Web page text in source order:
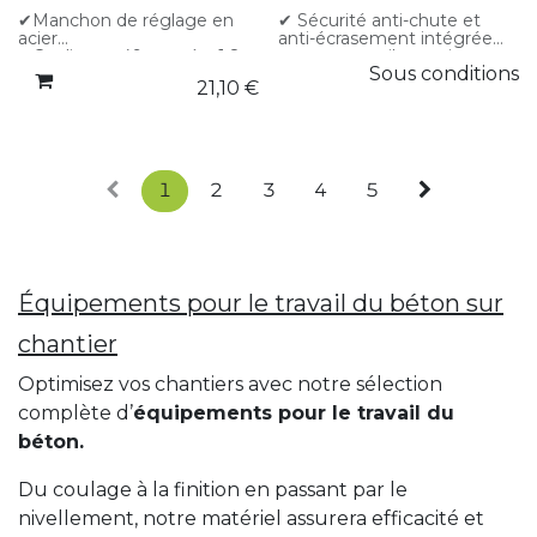
plusieurs parties (réparation
facile)
✔Roues gonflables
✔Timon réversible à 2
positions, avec tête
✔Manchon de réglage en
acier
✔Coulisse ø 49 mm ép. 1,8
mm
✔Fût ø 56 mm ép. 1,8 mm
21,10 €
✔ Sécurité anti-chute et
anti-écrasement intégrée
pour un travail sans risque ✔
Conforme à la norme DIN
fonction de la longueur
d’extension 4 modèles
Sous conditions
1 2 3 4 5
Équipements pour le travail du béton sur
chantier
Optimisez vos chantiers avec notre sélection
complète d’équipements pour le travail du
béton.
Du coulage à la finition en passant par le
nivellement, notre matériel assurera efficacité et